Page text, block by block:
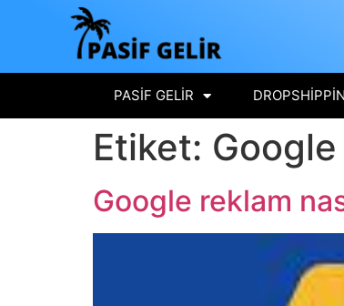
PASIF GELIR
Etiket:
Google reklam